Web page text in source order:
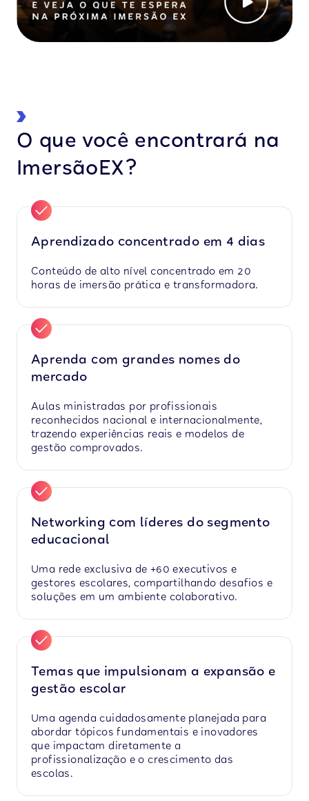
O que você encontrará na
ImersãoEX?
Aprendizado concentrado em 4 dias
Conteúdo de alto nível concentrado em 20
horas de imersão prática e transformadora.
Aprenda com grandes nomes do
mercado
Aulas ministradas por profissionais
reconhecidos nacional e internacionalmente,
trazendo experiências reais e modelos de
gestão comprovados.
Networking com líderes do segmento
educacional
Uma rede exclusiva de +60 executivos e
gestores escolares, compartilhando desafios e
soluções em um ambiente colaborativo.
Temas que impulsionam a expansão e
gestão escolar
Uma agenda cuidadosamente planejada para
abordar tópicos fundamentais e inovadores
que impactam diretamente a
profissionalização e o crescimento das
escolas.